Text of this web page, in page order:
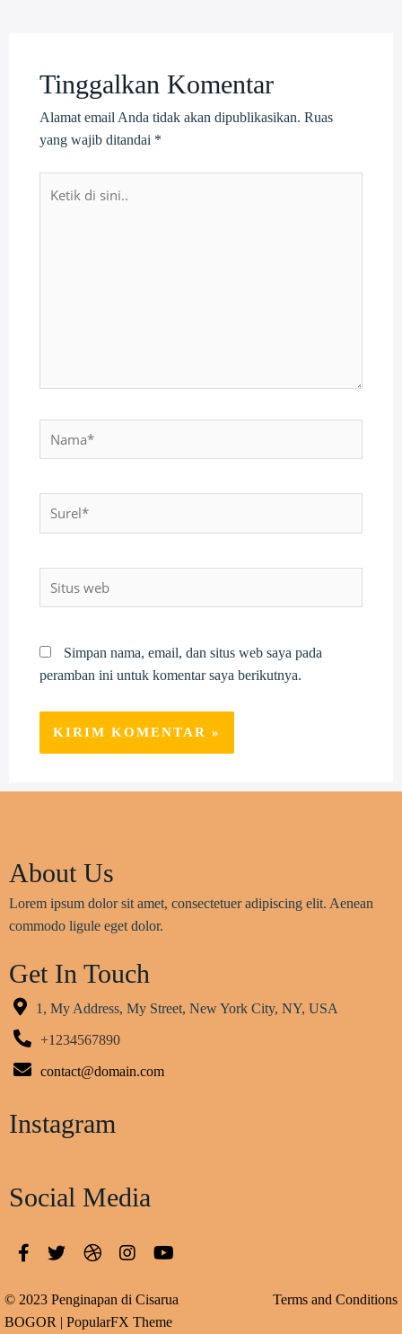
Tinggalkan Komentar
Alamat email Anda tidak akan dipublikasikan. Ruas
yang wajib ditandai *
Simpan nama, email, dan situs web saya pada
peramban ini untuk komentar saya berikutnya.
About Us
Lorem ipsum dolor sit amet, consectetuer adipiscing elit. Aenean
commodo ligule eget dolor.
Get In Touch
1, My Address, My Street, New York City, NY, USA
+1234567890
contact@domain.com
Instagram
Social Media
© 2023 Penginapan di Cisarua
BOGOR | PopularFX Theme
Terms and Conditions